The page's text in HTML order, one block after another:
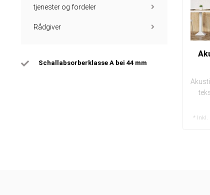
tjenester og fordeler
Rådgiver
Schallabsorberklasse A bei 44 mm
* Inkl.